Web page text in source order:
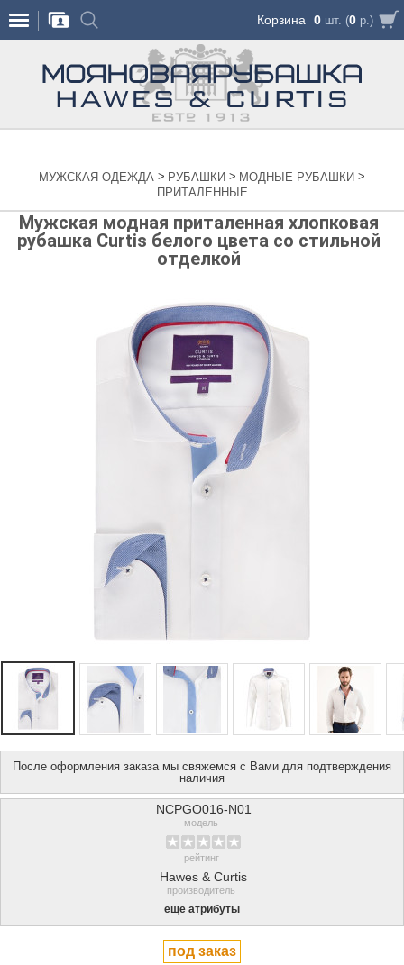
Корзина 0 шт. (0 р.)
МУЖСКАЯ ОДЕЖДА > РУБАШКИ > МОДНЫЕ РУБАШКИ >
ПРИТАЛЕННЫЕ
Мужская модная приталенная хлопковая
рубашка Curtis белого цвета со стильной
отделкой
После оформления заказа мы свяжемся с Вами для подтверждения
наличия
NCPGO016-N01
модель
рейтинг
Hawes & Curtis
производитель
еще атрибуты
под заказ